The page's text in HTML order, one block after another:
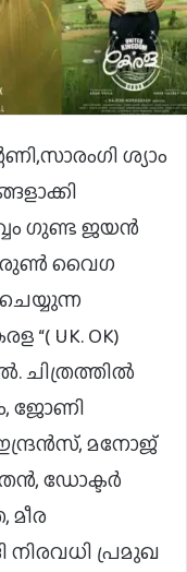
ശ്യാം
ഗുണ്ട ജയൻ
അരുൺ വൈഗ
UK. OK)
ചിത്രത്തിൽ
ജോണി
മനോജ്
ഡോക്ടർ
നിരവധി പ്രമുഖ